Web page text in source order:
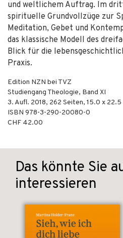
und weltlichem Auftrag. Im
spirituelle Grundvollzüge zur
Meditation, Gebet und
das klassische Modell des
Blick für die
Praxis.
Edition NZN bei TVZ
Studiengang Theologie, Band XI
3. Aufl. 2018, 262 Seiten, 15.0 x 22.5
ISBN 978-3-290-20080-0
CHF 42.00
Das könnte Sie
interessieren